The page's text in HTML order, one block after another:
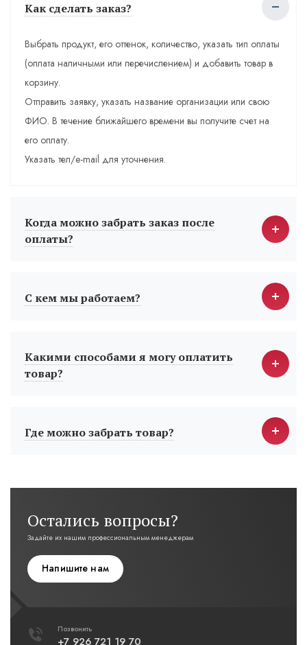
Как сделать заказ?
Выбрать продукт, его оттенок, количество, указать тип оплаты
(оплата наличными или перечислением) и добавить товар в
корзину.
Отправить заявку, указать название организации или свою
ФИО. В течение ближайшего времени вы получите счет на
его оплату.
Указать тел/e-mail для уточнения.
Когда можно забрать заказ после
оплаты?
С кем мы работаем?
Какими способами я могу оплатить
товар?
Где можно забрать товар?
Остались вопросы?
Задайте их нашим профессиональным менеджерам
Напишите нам
Позвонить
+7 926 721 19 70